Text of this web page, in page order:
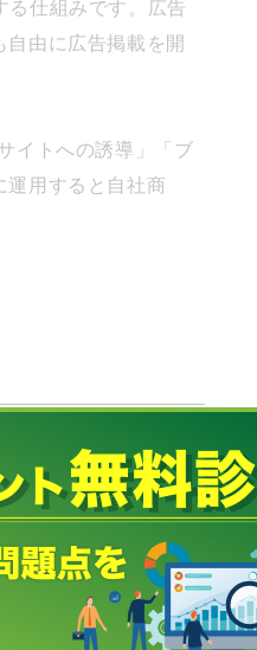
仕組みです。広告
由に広告掲載を開
イトへの誘導」「ブ
運用すると自社商